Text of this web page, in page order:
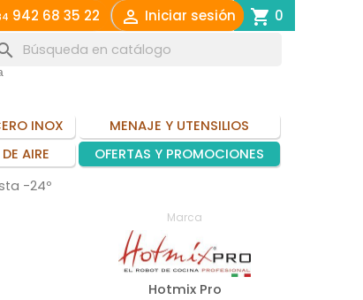
942 68 35 22  Iniciar sesión shopping_cart 0
INOX
MENAJE Y UTENSILIOS
AIRE OFERTAS Y PROMOCIONES
-24º
Marca
Hotmix Pro